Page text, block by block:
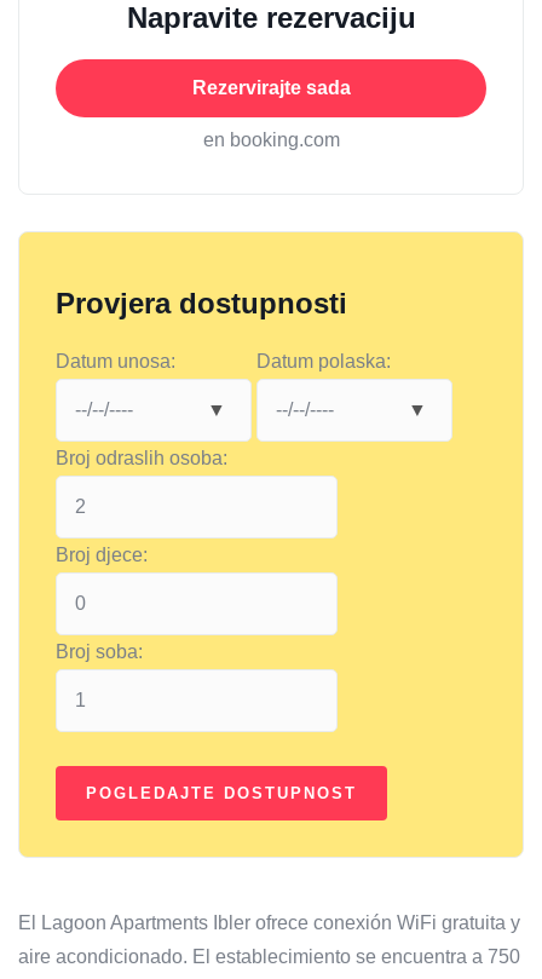
Napravite rezervaciju
Rezervirajte sada
en booking.com
Provjera dostupnosti
Datum unosa: Datum polaska:
Broj odraslih osoba:
Broj djece:
Broj soba:
El Lagoon Apartments Ibler ofrece conexión WiFi gratuita y
aire acondicionado. El establecimiento se encuentra a 750